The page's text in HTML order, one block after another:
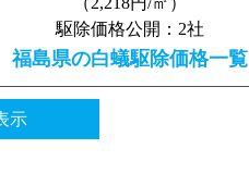
駆除価格公開：2社
福島県の白蟻駆除価格一覧
示